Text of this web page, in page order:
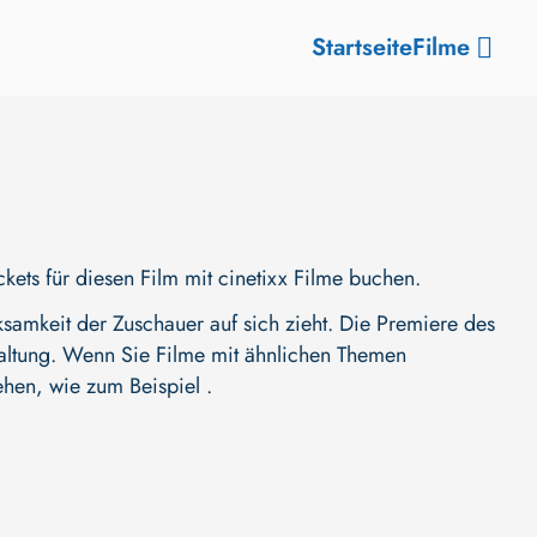
StartseiteFilme
für diesen Film mit cinetixx Filme buchen.
der Zuschauer auf sich zieht. Die Premiere des
Wenn Sie Filme mit ähnlichen Themen
wie zum Beispiel .